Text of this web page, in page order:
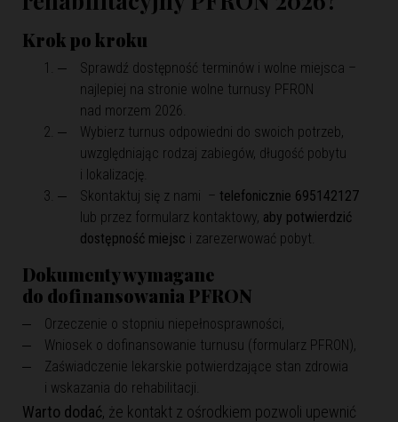
Krok po kroku
Sprawdź dostępność terminów i wolne miejsca –
najlepiej na stronie wolne turnusy PFRON
nad morzem 2026
Wybierz turnus odpowiedni do swoich potrzeb,
uwzględniając rodzaj zabiegów, długość pobytu
i lokalizację.
Skontaktuj się z nami – telefonicznie 695142127
lub przez formularz kontaktowy, aby potwierdzić
dostępność miejsc i zarezerwować pobyt.
Dokumenty wymagane
do dofinansowania PFRON
Orzeczenie o stopniu niepełnosprawności,
Wniosek o dofinansowanie turnusu (formularz PFRON),
Zaświadczenie lekarskie potwierdzające stan zdrowia
i wskazania do rehabilitacji.
Warto dodać, że kontakt z ośrodkiem pozwoli upewnić